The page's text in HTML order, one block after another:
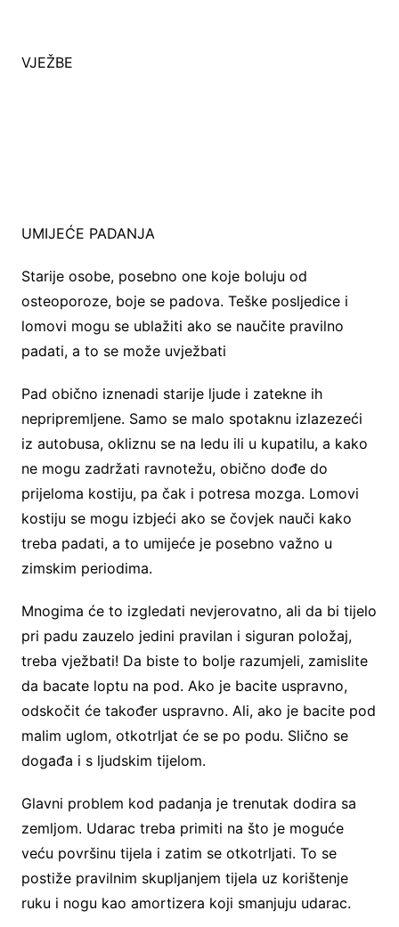
VJEŽBE
UMIJEĆE PADANJA
Starije osobe, posebno one koje boluju od
osteoporoze, boje se padova. Teške posljedice i
lomovi mogu se ublažiti ako se naučite pravilno
padati, a to se može uvježbati
Pad obično iznenadi starije ljude i zatekne ih
nepripremljene. Samo se malo spotaknu izlazezeći
iz autobusa, okliznu se na ledu ili u kupatilu, a kako
ne mogu zadržati ravnotežu, obično dođe do
prijeloma kostiju, pa čak i potresa mozga. Lomovi
kostiju se mogu izbjeći ako se čovjek nauči kako
treba padati, a to umijeće je posebno važno u
zimskim periodima.
Mnogima će to izgledati nevjerovatno, ali da bi tijelo
pri padu zauzelo jedini pravilan i siguran položaj,
treba vježbati! Da biste to bolje razumjeli, zamislite
da bacate loptu na pod. Ako je bacite uspravno,
odskočit će također uspravno. Ali, ako je bacite pod
malim uglom, otkotrljat će se po podu. Slično se
događa i s ljudskim tijelom.
Glavni problem kod padanja je trenutak dodira sa
zemljom. Udarac treba primiti na što je moguće
veću površinu tijela i zatim se otkotrljati. To se
postiže pravilnim skupljanjem tijela uz korištenje
ruku i nogu kao amortizera koji smanjuju udarac.